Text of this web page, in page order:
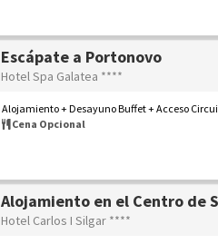
Escápate a Portonovo
Hotel Spa Galatea ****
Alojamiento + Desayuno Buffet + Acceso
Cena Opcional
Alojamiento en el Centro de
Hotel Carlos I Silgar ****